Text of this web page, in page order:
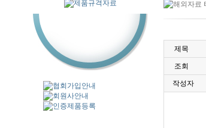
제목
조회
작성자